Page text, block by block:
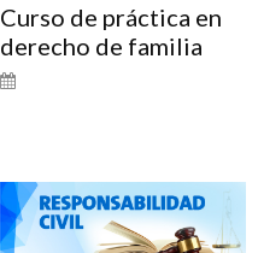
Curso de práctica en
derecho de familia